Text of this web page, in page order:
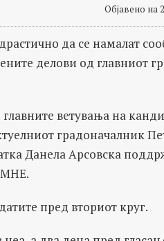
Објавено на
да се намалат
делови од главниот
ветувања на
градоначалник
Данела Арсовска
пред вториот круг.